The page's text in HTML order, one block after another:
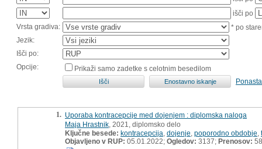
išči po
Vrsta gradiva:
* po
Jezik:
Išči po:
Opcije:
Prikaži samo zadetke s celotnim besedilom
1. Uporaba kontracepcije med dojenjem : diplomska naloga
Maja Hrastnik , 2021, diplomsko delo
Ključne besede: kontracepcija dojenje poporodno obdobje
Objavljeno v RUP: 05.01.2022; Ogledov: 3137; Prenosov: 58